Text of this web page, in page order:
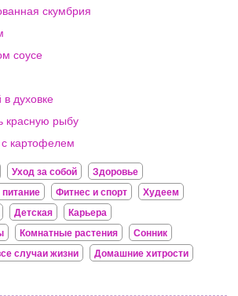
скумбрия
соусе
духовке
красную рыбу
картофелем
Уход за собой
Здоровье
Фитнес и спорт
Худеем
Детская
Карьера
Комнатные растения
Сонник
случаи жизни
Домашние хитрости